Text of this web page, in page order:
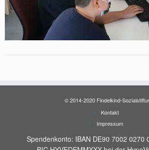
© 2014-2020 Findelkind-
Kontakt
Impressum
Spendenkonto: IBAN DE90 7002 0270